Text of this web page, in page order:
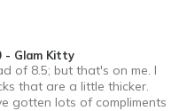
- Glam Kitty
of 8.5; but that's on me. I
that are a little thicker.
gotten lots of compliments